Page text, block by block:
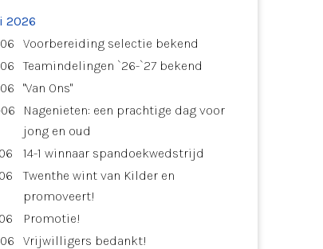
2026
Voorbereiding selectie bekend
Teamindelingen `26-`27 bekend
"Van Ons"
Nagenieten: een prachtige dag voor
jong en oud
14-1 winnaar spandoekwedstrijd
Twenthe wint van Kilder en
promoveert!
Promotie!
Vrijwilligers bedankt!